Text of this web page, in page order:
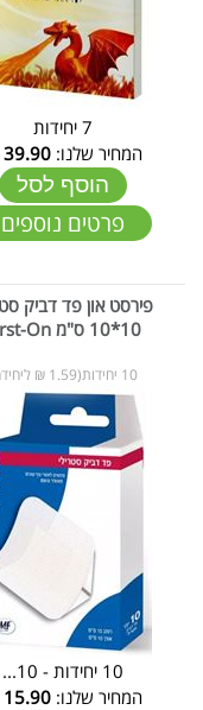
7 יחידות
המחיר שלנו:39.90
הוסף לסל
פרטים נוספים
פירסט און פד דביק
10*10 ס"מ First-On
10 יחידות(1.59 ₪ ליחידה)
10 יחידות - 10...
המחיר שלנו:15.90